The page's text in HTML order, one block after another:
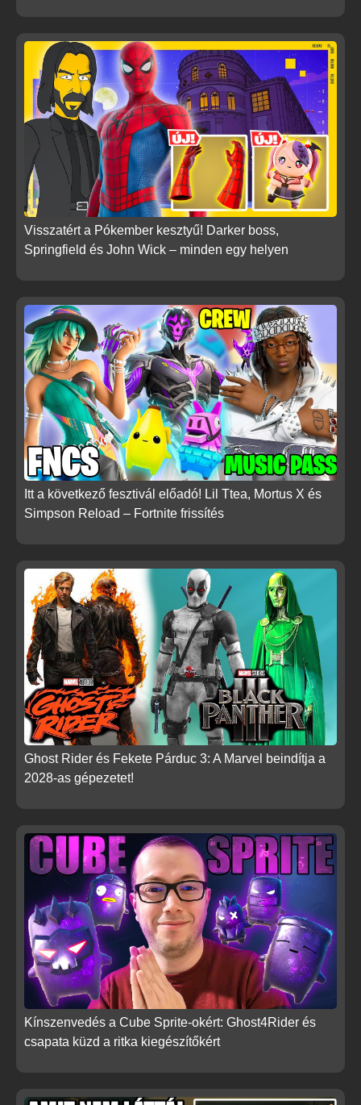
Visszatért a Pókember kesztyű! Darker boss,
Springfield és John Wick – minden egy helyen
Itt a következő fesztivál előadó! Lil Ttea, Mortus X és
Simpson Reload – Fortnite frissítés
Ghost Rider és Fekete Párduc 3: A Marvel beindítja a
2028-as gépezetet!
Kínszenvedés a Cube Sprite-okért: Ghost4Rider és
csapata küzd a ritka kiegészítőkért